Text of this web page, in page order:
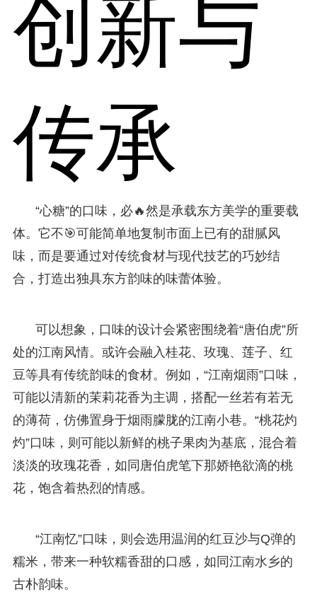
创新与
传承
“心糖”的口味，必🔥然是承载东方美学的重要载
体。它不🎯可能简单地复制市面上已有的甜腻风
味，而是要通过对传统食材与现代技艺的巧妙结
合，打造出独具东方韵味的味蕾体验。
可以想象，口味的设计会紧密围绕着“唐伯虎”所
处的江南风情。或许会融入桂花、玫瑰、莲子、红
豆等具有传统韵味的食材。例如，“江南烟雨”口味，
可能以清新的茉莉花香为主调，搭配一丝若有若无
的薄荷，仿佛置身于烟雨朦胧的江南小巷。“桃花灼
灼”口味，则可能以新鲜的桃子果肉为基底，混合着
淡淡的玫瑰花香，如同唐伯虎笔下那娇艳欲滴的桃
花，饱含着热烈的情感。
“江南忆”口味，则会选用温润的红豆沙与Q弹的
糯米，带来一种软糯香甜的口感，如同江南水乡的
古朴韵味。